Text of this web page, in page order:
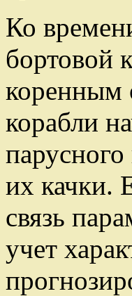
Ко
бортовой
коренным
корабли
их качки.
связь
учет